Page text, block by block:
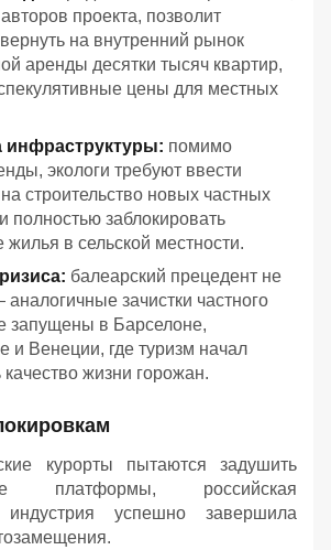
проекта, позволит
на внутренний рынок
аренды десятки тысяч квартир,
цены для местных
инфраструктуры: помимо
экологи требуют ввести
строительство новых частных
полностью заблокировать
жилья в сельской местности.
балеарский прецедент не
зачистки частного
запущены в Барселоне,
и Венеции, где туризм начал
качество жизни горожан.
курорты пытаются задушить
платформы, российская
индустрия успешно завершила